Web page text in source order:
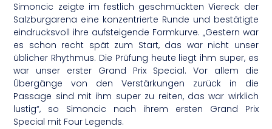
Simoncic zeigte im festlich geschmückten Viereck der
Salzburgarena eine konzentrierte Runde und bestätigte
eindrucksvoll ihre aufsteigende Formkurve. „Gestern war
es schon recht spät zum Start, das war nicht unser
üblicher Rhythmus. Die Prüfung heute liegt ihm super, es
war unser erster Grand Prix Special. Vor allem die
Übergänge von den Verstärkungen zurück in die
Passage sind mit ihm super zu reiten, das war wirklich
lustig“, so Simoncic nach ihrem ersten Grand Prix
Special mit Four Legends.